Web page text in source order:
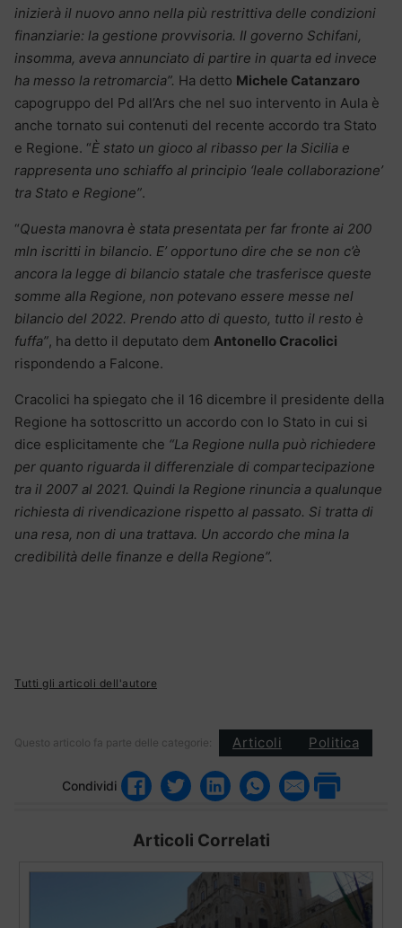
inizierà il nuovo anno nella più restrittiva delle condizioni
finanziarie: la gestione provvisoria. Il governo Schifani,
insomma, aveva annunciato di partire in quarta ed invece
ha messo la retromarcia”. Ha detto Michele Catanzaro
capogruppo del Pd all’Ars che nel suo intervento in Aula è
anche tornato sui contenuti del recente accordo tra Stato
e Regione. “È stato un gioco al ribasso per la Sicilia e
rappresenta uno schiaffo al principio ‘leale collaborazione’
tra Stato e Regione”.
“Questa manovra è stata presentata per far fronte ai 200
mln iscritti in bilancio. E’ opportuno dire che se non c’è
ancora la legge di bilancio statale che trasferisce queste
somme alla Regione, non potevano essere messe nel
bilancio del 2022. Prendo atto di questo, tutto il resto è
fuffa”, ha detto il deputato dem Antonello Cracolici
rispondendo a Falcone.
Cracolici ha spiegato che il 16 dicembre il presidente della
Regione ha sottoscritto un accordo con lo Stato in cui si
dice esplicitamente che “La Regione nulla può richiedere
per quanto riguarda il differenziale di compartecipazione
tra il 2007 al 2021. Quindi la Regione rinuncia a qualunque
richiesta di rivendicazione rispetto al passato. Si tratta di
una resa, non di una trattava. Un accordo che mina la
credibilità delle finanze e della Regione”.
Tutti gli articoli dell'autore
Questo articolo fa parte delle categorie: Articoli Politica
Condividi
Articoli Correlati